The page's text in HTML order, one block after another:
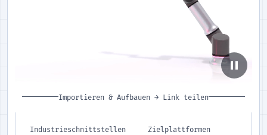
pause
Importieren & Aufbauen → Link teilen
Industrieschnittstellen Zielplattformen